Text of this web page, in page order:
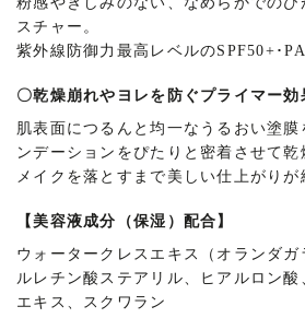
スチャー。
紫外線防御力最高レベルのSPF50+･
〇乾燥崩れやヨレを防ぐプライマー効
肌表面につるんと均一なうるおい塗
ンデーションをぴたりと密着させて乾
メイクを落とすまで美しい仕上がりが
【美容液成分（保湿）配合】
ウォータークレスエキス（オランダ
ルレチン酸ステアリル、ヒアルロン
エキス、スクワラン